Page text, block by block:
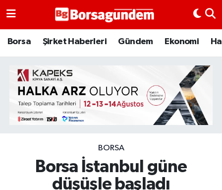
Borsa Şirket Haberleri Gündem Ekonomi
BORSA
Borsa İstanbul güne
düşüşle başladı
Borsa
Emtia
Galeri